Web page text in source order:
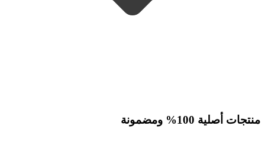
منتجات أصلية 100% ومضمونة